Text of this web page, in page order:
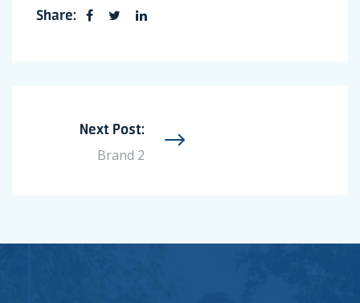
Share:
Next Post:
Brand 2